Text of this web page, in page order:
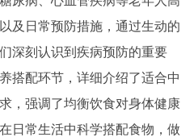
及日常预防措施，通过生动的
深刻认识到疾病预防的重要
搭配环节，详细介绍了适合中
，强调了均衡饮食对身体健康
日常生活中科学搭配食物，做